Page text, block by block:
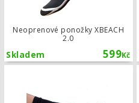
Neoprenové ponožky XBEACH
2.0
599Kč
Skladem